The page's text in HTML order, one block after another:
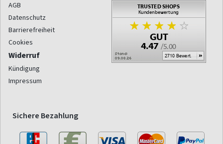
AGB
Datenschutz
Barrierefreiheit
Cookies
Widerruf
Kündigung
Impressum
Sichere Bezahlung